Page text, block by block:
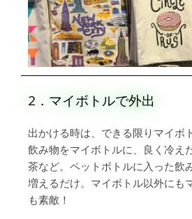
2．マイボトルで外出
出かける時は、できる限りマイボ
飲み物をマイボトルに、良く冷え
茶など。ペットボトルに入った飲
増えるだけ。マイボトル以外にも
も素敵！